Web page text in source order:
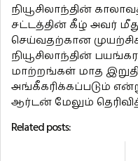
நியூசிலாந்தின்
சட்டத்தின் கீழ் அவர்
செய்வதற்கான
நியூசிலாந்தின்
மாற்றங்கள் மாத
அங்கீகரிக்கப்படும்
ஆர்டன் மேலும்
Related posts: